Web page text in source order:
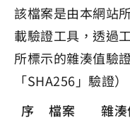
該檔案是由本網站
載驗證工具，透過
所標示的雜湊值驗
「SHA256」驗證
序
檔案
雜